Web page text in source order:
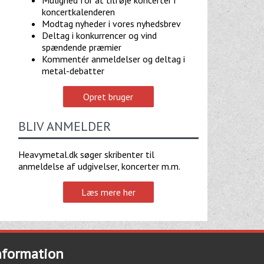
koncertkalenderen
Modtag nyheder i vores nyhedsbrev
Deltag i konkurrencer og vind
spændende præmier
Kommentér anmeldelser og deltag i
metal-debatter
Opret bruger
BLIV ANMELDER
Heavymetal.dk søger skribenter til
anmeldelse af udgivelser, koncerter m.m.
Læs mere her